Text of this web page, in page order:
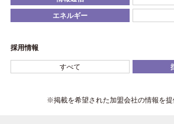
エネルギー
採用情報
すべて
※掲載を希望された加盟会社の情報を